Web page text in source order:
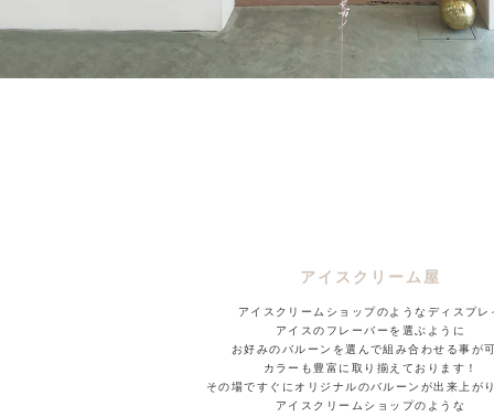
アイスクリーム屋
アイスクリームショップのようなディスプレ
アイスのフレーバーを選ぶように
お好みのバルーンを選んで組み合わせる事が
カラーも豊富に取り揃えております！
その場ですぐにオリジナルのバルーンが出来上が
アイスクリームショップのような